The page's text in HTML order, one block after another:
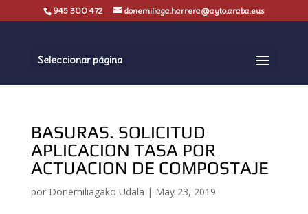
945 300 472 donemiliaga.harrera@ayto.araba.eus
Seleccionar página
BASURAS. SOLICITUD
APLICACION TASA POR
ACTUACION DE COMPOSTAJE
por Donemiliagako Udala | May 23, 2019